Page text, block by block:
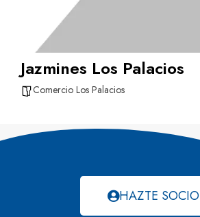
Jazmines Los Palacios
Comercio Los Palacios
HAZTE SOCIO